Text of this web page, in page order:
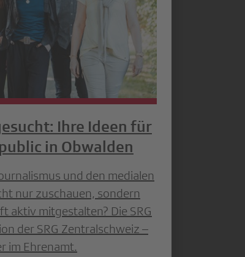
Ihre Ideen für
in Obwalden
und den medialen
nur zuschauen, sondern
aktiv mitgestalten? Die SRG
der SRG Zentralschweiz –
im Ehrenamt.